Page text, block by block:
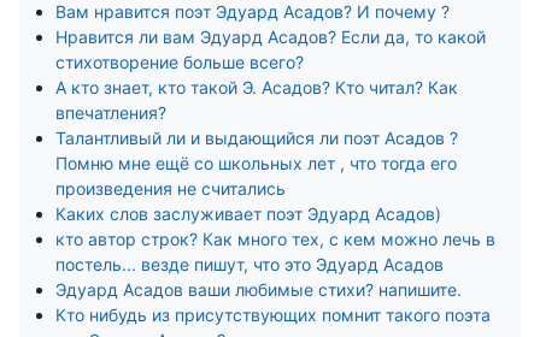
Вам нравится поэт Эдуард Асадов? И почему ?
Нравится ли вам Эдуард Асадов? Если да, то какой
стихотворение больше всего?
А кто знает, кто такой Э. Асадов? Кто читал? Как
впечатления?
Талантливый ли и выдающийся ли поэт Асадов ?
Помню мне ещё со школьных лет , что тогда его
произведения не считались
Каких слов заслуживает поэт Эдуард Асадов)
кто автор строк? Как много тех, с кем можно лечь в
постель... везде пишут, что это Эдуард Асадов
Эдуард Асадов ваши любимые стихи? напишите.
Кто нибудь из присутствующих помнит такого поэта